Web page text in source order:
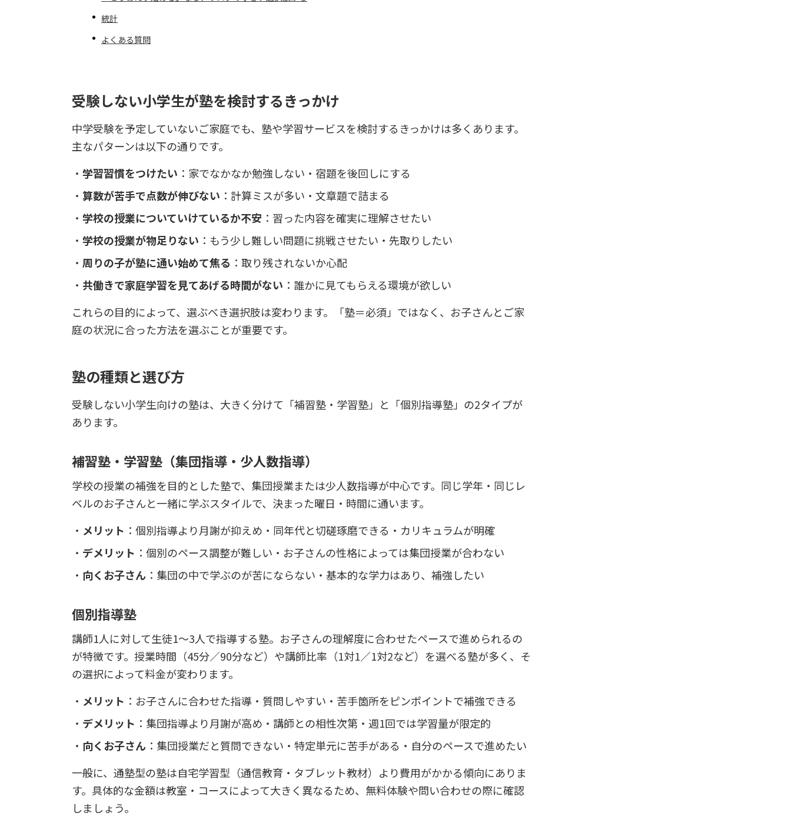
統計
よくある質問
受験しない小学生が塾を検討するきっかけ
中学受験を予定していないご家庭でも、塾や学習サービスを検討するきっかけは多くあります。
主なパターンは以下の通りです。
学習習慣をつけたい ：家でなかなか勉強しない・宿題を後回しにする
算数が苦手で点数が伸びない ：計算ミスが多い・文章題で詰まる
学校の授業についていけているか不安 ：習った内容を確実に理解させたい
学校の授業が物足りない ：もう少し難しい問題に挑戦させたい・先取りしたい
周りの子が塾に通い始めて焦る ：取り残されないか心配
共働きで家庭学習を見てあげる時間がない ：誰かに見てもらえる環境が欲しい
これらの目的によって、選ぶべき選択肢は変わります。「塾＝必須」ではなく、お子さんとご家
庭の状況に合った方法を選ぶことが重要です。
塾の種類と選び方
受験しない小学生向けの塾は、大きく分けて「補習塾・学習塾」と「個別指導塾」の2タイプが
あります。
補習塾・学習塾（集団指導・少人数指導）
学校の授業の補強を目的とした塾で、集団授業または少人数指導が中心です。同じ学年・同じレ
ベルのお子さんと一緒に学ぶスタイルで、決まった曜日・時間に通います。
メリット ：個別指導より月謝が抑えめ・同年代と切磋琢磨できる・カリキュラムが明確
デメリット ：個別のペース調整が難しい・お子さんの性格によっては集団授業が合わない
向くお子さん ：集団の中で学ぶのが苦にならない・基本的な学力はあり、補強したい
個別指導塾
講師1人に対して生徒1〜3人で指導する塾。お子さんの理解度に合わせたペースで進められるの
が特徴です。授業時間（45分／90分など）や講師比率（1対1／1対2など）を選べる塾が多く、そ
の選択によって料金が変わります。
メリット ：お子さんに合わせた指導・質問しやすい・苦手箇所をピンポイントで補強できる
デメリット ：集団指導より月謝が高め・講師との相性次第・週1回では学習量が限定的
向くお子さん ：集団授業だと質問できない・特定単元に苦手がある・自分のペースで進めたい
一般に、通塾型の塾は自宅学習型（通信教育・タブレット教材）より費用がかかる傾向にありま
す。具体的な金額は教室・コースによって大きく異なるため、無料体験や問い合わせの際に確認
しましょう。